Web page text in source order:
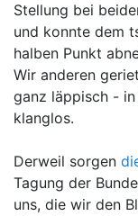
Stellung bei
und konnte dem
halben Punkt
Wir anderen
ganz läppisch -
klanglos.
Derweil sorgen
Tagung der
uns, die wir den